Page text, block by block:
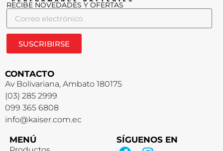
RECIBE NOVEDADES Y OFERTAS
SUSCRIBIRSE
CONTACTO
Av Bolivariana, Ambato 180175
(03) 285 2999
099 365 6808
info@kaiser.com.ec
MENÚ SÍGUENOS EN